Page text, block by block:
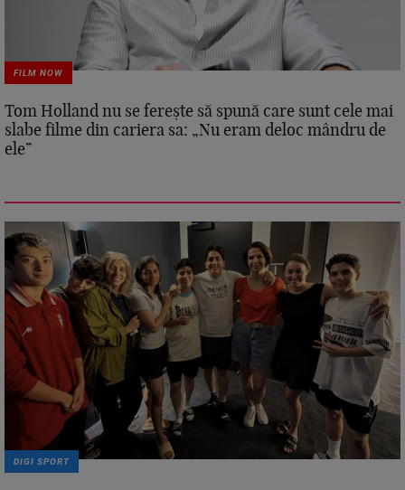
FILM NOW
Tom Holland nu se ferește să spună care sunt cele mai
slabe filme din cariera sa: „Nu eram deloc mândru de
ele”
DIGI SPORT